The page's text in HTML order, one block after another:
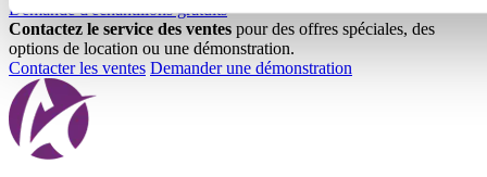
Demande d'échantillons gratuits
Contactez le service des ventes pour des offres spéciales, des
options de location ou une démonstration.
Contacter les ventes Demander une démonstration